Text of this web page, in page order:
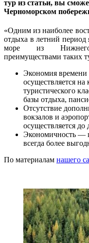
тур из статьи, вы
Черноморском
«Одним из наиболее
отдыха в летний период
море из Нижнего
преимуществами таких
Экономия времени
осуществляется на
туристического
базы отдыха,
Отсутствие
вокзалов и
осуществляется до
Экономичность —
всегда более
По материалам нашего